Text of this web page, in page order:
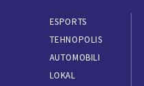
ESPORTS
TEHNOPOLIS
AUTOMOBILI
LOKAL